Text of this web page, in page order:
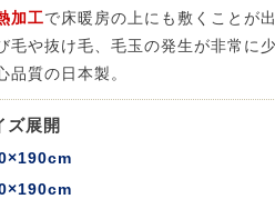
掃アウトレット
加工で床暖房の上にも敷くことが出
毛や抜け毛、毛玉の発生が非常に
品質の日本製。
ズ展開